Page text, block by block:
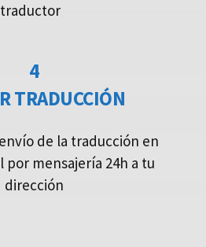
traductor
4
TRADUCCIÓN
de la traducción en
mensajería 24h a tu
dirección